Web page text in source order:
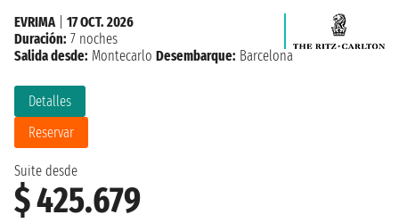
Suite desde
$ 425.679
Detalles
Reservar
EVRIMA
17 OCT. 2026
Duración: 7 noches
Salida desde: Montecarlo Desembarque: Barcelona